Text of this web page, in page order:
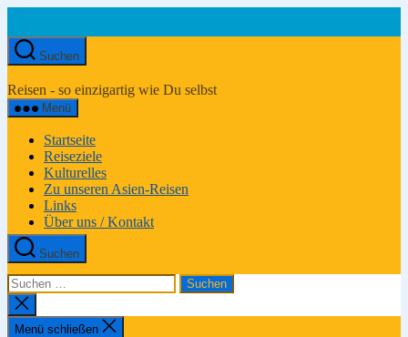
springen
Suchen
Reiseportal
Reisen - so einzigartig wie Du selbst
Menü
Startseite
Reiseziele
Kulturelles
Zu unseren Asien-Reisen
Links
Über uns / Kontakt
Suchen
Suchen
nach:
Suche
schließen
Menü schließen